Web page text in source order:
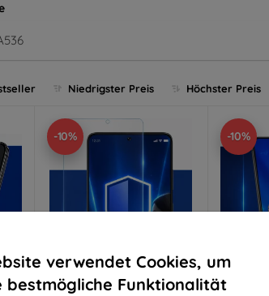
verwendet Cookies, um
bestmögliche Funktionalität
Niedrigster Preis Höchster Preis
-10% -10%